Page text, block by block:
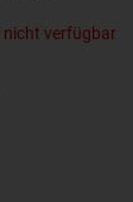
verfügbar